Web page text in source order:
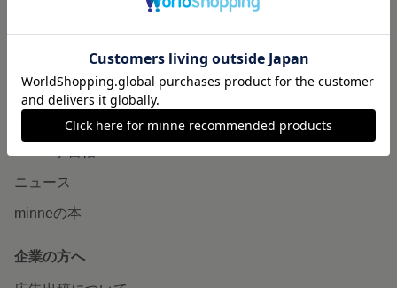
読みもの
minneとものづくりと
ニュース
minneの本
企業の方へ